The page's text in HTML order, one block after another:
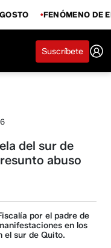
FENÓMENO DE
Suscríbete
del sur de
abuso
por el padre de
en los
el sur de Quito.